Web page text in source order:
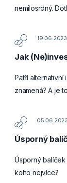
nemilosrdný.
19.06.2023
Jak
Patří alternativní
znamená? A je
05.06.2023
Úsporný
Úsporný balíček
koho nejvíce?